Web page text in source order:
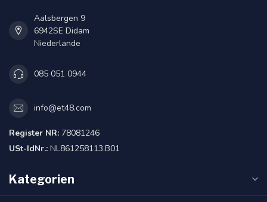
Aalsbergen 9
6942SE Didam
Niederlande
085 051 0944
info@et48.com
Register NR: 78081246
USt-IdNr.: NL861258113.B01
Kategorien